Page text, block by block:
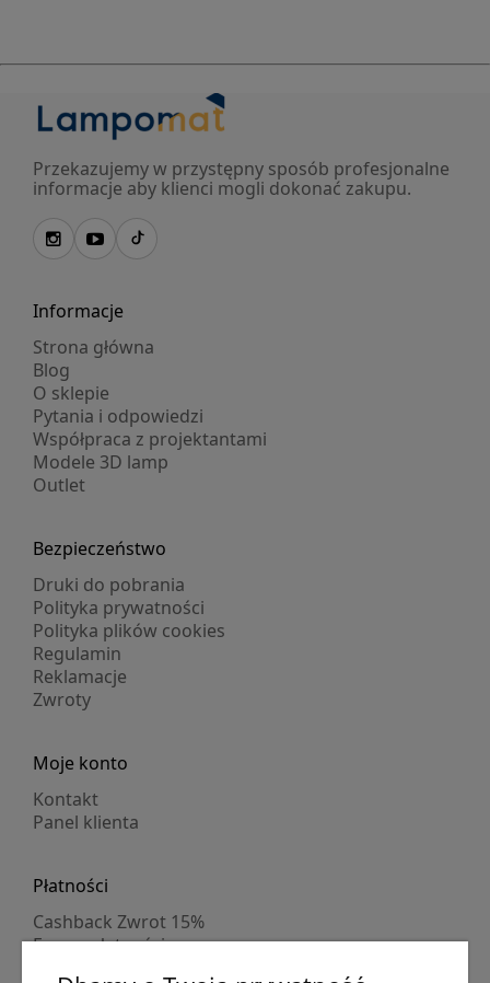
Przekazujemy w przystępny sposób profesjonalne
informacje aby klienci mogli dokonać zakupu.
Informacje
Strona główna
Blog
O sklepie
Pytania i odpowiedzi
Współpraca z projektantami
Modele 3D lamp
Outlet
Bezpieczeństwo
Druki do pobrania
Polityka prywatności
Polityka plików cookies
Regulamin
Reklamacje
Zwroty
Moje konto
Kontakt
Panel klienta
Płatności
Cashback Zwrot 15%
Formy płatności